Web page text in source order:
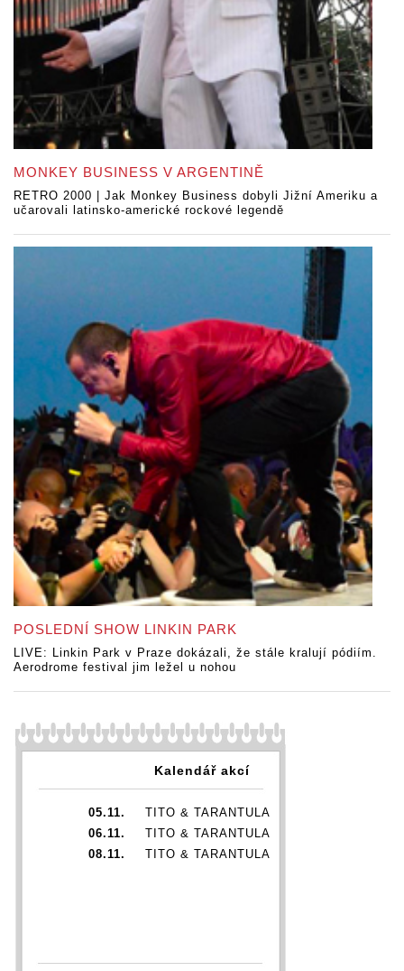
MONKEY BUSINESS V ARGENTINĚ
RETRO 2000 | Jak Monkey Business dobyli Jižní Ameriku a
učarovali latinsko-americké rockové legendě
POSLEDNÍ SHOW LINKIN PARK
LIVE: Linkin Park v Praze dokázali, že stále kralují pódiím.
Aerodrome festival jim ležel u nohou
Kalendář akcí
05.11.
TITO & TARANTULA
06.11.
TITO & TARANTULA
08.11.
TITO & TARANTULA